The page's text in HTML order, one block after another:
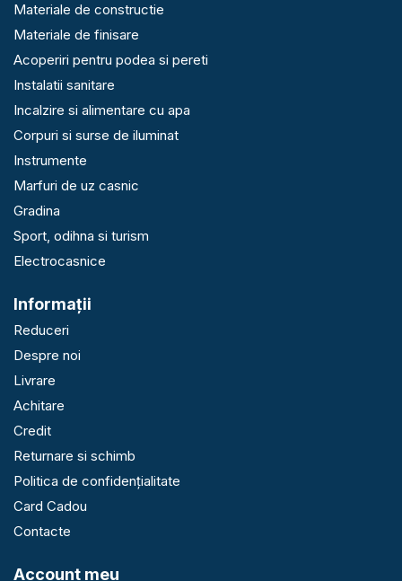
Materiale de constructie
Materiale de finisare
Acoperiri pentru podea si pereti
Instalatii sanitare
Incalzire si alimentare cu apa
Corpuri si surse de iluminat
Instrumente
Marfuri de uz casnic
Gradina
Sport, odihna si turism
Electrocasnice
Informaţii
Reduceri
Despre noi
Livrare
Achitare
Credit
Returnare si schimb
Politica de confidențialitate
Card Cadou
Contacte
Account meu